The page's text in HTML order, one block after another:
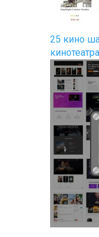
25 кино
кинотеатра